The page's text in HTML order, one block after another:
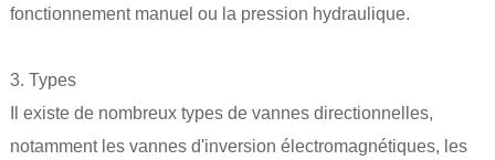
fonctionnement manuel ou la pression hydraulique.
3. Types
Il existe de nombreux types de vannes directionnelles,
notamment les vannes d'inversion électromagnétiques, les